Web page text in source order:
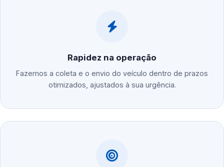
Rapidez na operação
Fazemos a coleta e o envio do veículo dentro de prazos
otimizados, ajustados à sua urgência.